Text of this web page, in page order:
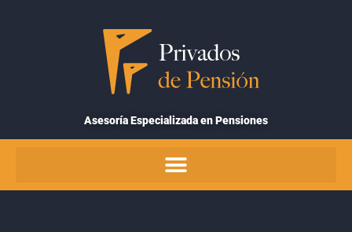
Asesoría Especializada en Pensiones